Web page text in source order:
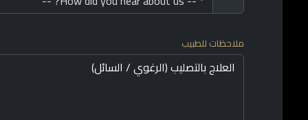
ملاحظات للطبيب